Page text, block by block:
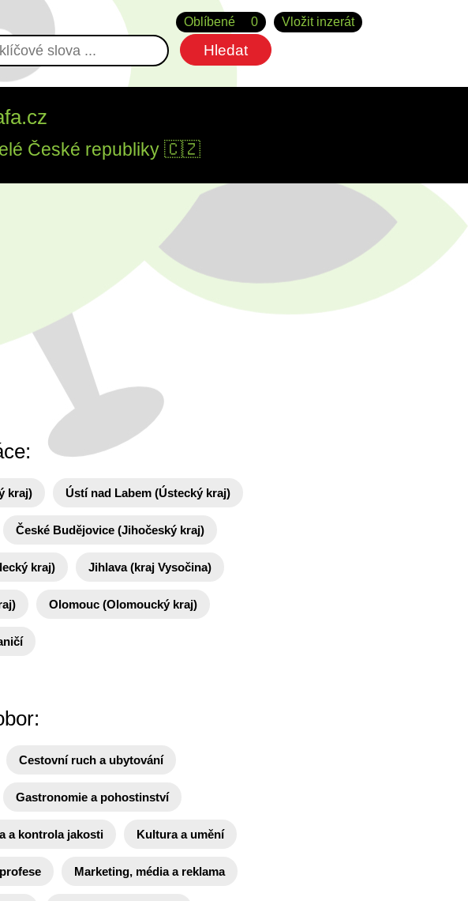
Vložit inzerát
Oblíbené 0
České republiky 🇨🇿
kraj) Ústí nad Labem (Ústecký kraj)
České Budějovice (Jihočeský kraj)
kraj) Jihlava (kraj Vysočina)
Olomouc (Olomoucký kraj)
Cestovní ruch a ubytování
Gastronomie a pohostinství
a kontrola jakosti Kultura a umění
Marketing, média a reklama